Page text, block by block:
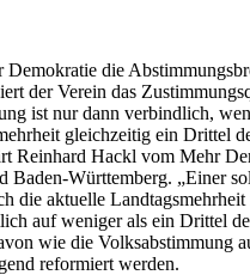
Demokratie die
der Verein das
ist nur dann verbindlich,
gleichzeitig ein Drittel
Reinhard Hackl vom Mehr
Baden-Württemberg. „Einer
die aktuelle
auf weniger als ein Drittel
wie die Volksabstimmung
reformiert werden.